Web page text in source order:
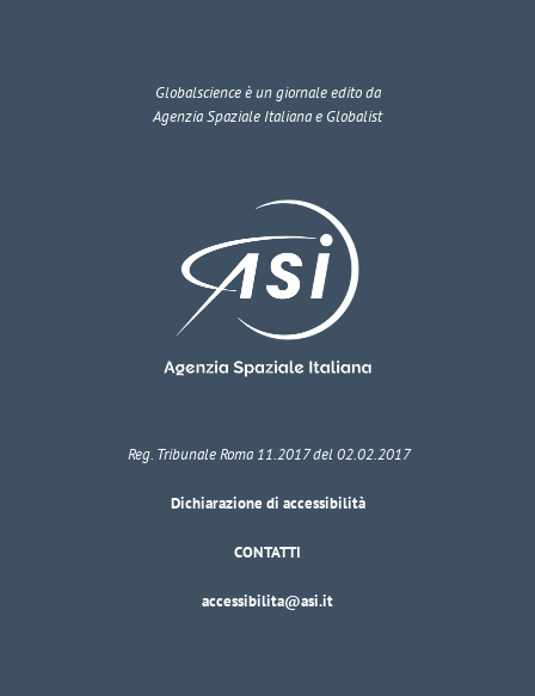
Globalscienceè un giornale edito da
Agenzia Spaziale Italiana e Globalist
Reg. Tribunale Roma 11.2017 del 02.02.2017
Dichiarazione di accessibilità
CONTATTI
accessibilita@asi.it